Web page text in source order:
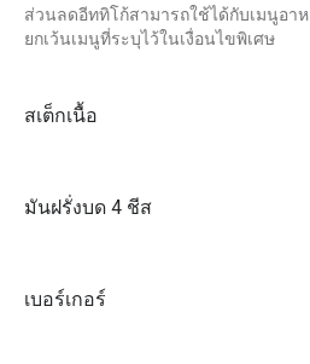
ส่วนลดอีททิโก้สามารถใช้ได้กับเมนูอา
ยกเว้นเมนูที่ระบุไว้ในเงื่อนไขพิเศษ
สเต็กเนื้อ
มันฝรั่งบด 4 ชีส
เบอร์เกอร์